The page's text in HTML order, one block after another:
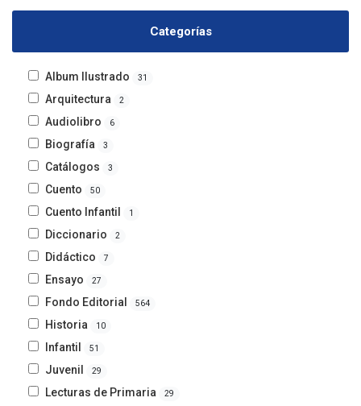
Categorías
Album Ilustrado 31
Arquitectura 2
Audiolibro 6
Biografía 3
Catálogos 3
Cuento 50
Cuento Infantil 1
Diccionario 2
Didáctico 7
Ensayo 27
Fondo Editorial 564
Historia 10
Infantil 51
Juvenil 29
Lecturas de Primaria 29